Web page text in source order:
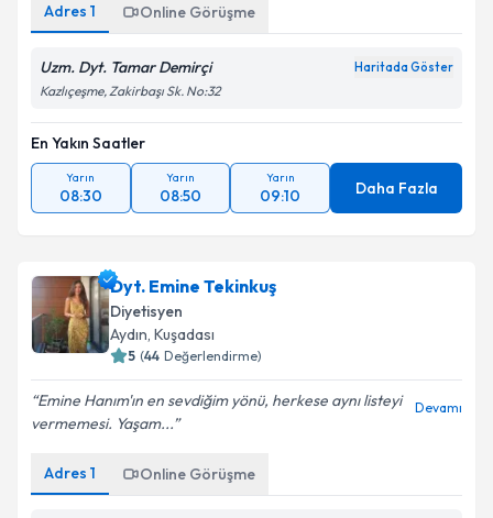
Adres 1 Online Görüşme
Uzm. Dyt. Tamar Demirçi Haritada Göster
Kazlıçeşme, Zakirbaşı Sk. No:32
En Yakın Saatler
Yarın
08:30
Yarın
08:50
Yarın
09:10 Daha Fazla
Dyt. Emine Tekinkuş
Diyetisyen
Aydın, Kuşadası
5 (44 Değerlendirme)
Emine Hanım'ın en sevdiğim yönü, herkese aynı listeyi
vermemesi. Yaşam...
Devamı
Adres 1 Online Görüşme